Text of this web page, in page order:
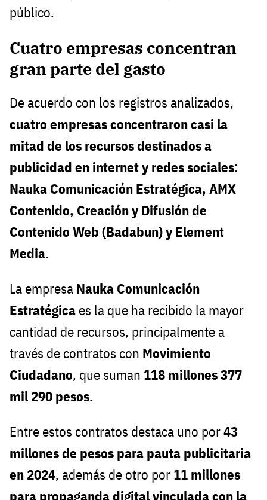
público.
Cuatro empresas concentran
gran parte del gasto
De acuerdo con los registros analizados,
cuatro empresas concentraron casi la
mitad de los recursos destinados a
publicidad en internet y redes sociales:
Nauka Comunicación Estratégica, AMX
Contenido, Creación y Difusión de
Contenido Web (Badabun) y Element
Media.
La empresa Nauka Comunicación
Estratégica es la que ha recibido la mayor
cantidad de recursos, principalmente a
través de contratos con Movimiento
Ciudadano, que suman 118 millones 377
mil 290 pesos.
Entre estos contratos destaca uno por43
millones de pesos para pauta publicitaria
en 2024, además de otro por 11 millones
para propaganda digital vinculada con la